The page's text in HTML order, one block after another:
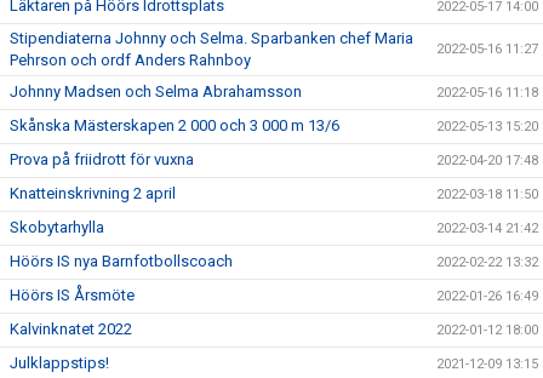
Läktaren på Höörs Idrottsplats 2022-05-17 14:00
Stipendiaterna Johnny och Selma. Sparbanken chef Maria
Pehrson och ordf Anders Rahnboy
2022-05-16 11:27
Johnny Madsen och Selma Abrahamsson 2022-05-16 11:18
Skånska Mästerskapen 2 000 och 3 000 m 13/6 2022-05-13 15:20
Prova på friidrott för vuxna 2022-04-20 17:48
Knatteinskrivning 2 april 2022-03-18 11:50
Skobytarhylla 2022-03-14 21:42
Höörs IS nya Barnfotbollscoach 2022-02-22 13:32
Höörs IS Årsmöte 2022-01-26 16:49
Kalvinknatet 2022 2022-01-12 18:00
Julklappstips! 2021-12-09 13:15